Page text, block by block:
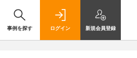
事例を探す ログイン 新規会員登録